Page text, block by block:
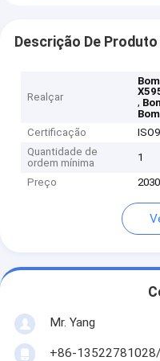
Descrição De Produto
Realçar
,
Certificação
Quantidade de
ordem mínima
1
Preço
Mr. Yang
+86-